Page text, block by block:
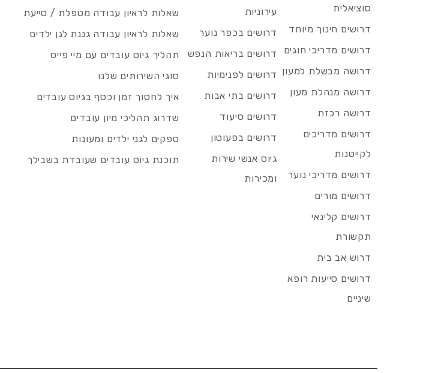
סוציאלית
דרושים חינוך מיוחד
דרושים מדריכי חוגים
דרושה מבשלת למעון
דרושה מנהלת מעון
דרושה רכזת
דרושים מדריכים
לקייטנות
דרושים מדריכי נוער
דרושים מורים
דרושים קלינאי
תקשורת
דרוש אב בית
דרושים סייעות רופא
שיניים
עירוניות
דרושים בכפר נוער
דרושים בריאות הנפש
דרושים לפנימיות
דרושים בתי אבות
דרושים סיעוד
דרושים בפעוטון
גיוס אנשי שירות
ומכירות
שאלות לראיון עבודה מטפלת / סייעת
שאלות לראיון עבודה גננת לגן ילדים
תהליך גיוס עובדים עם מיי פייס
סוגי השירותים שלנו
איך לחסוך זמן וכסף בגיוס עובדים
שדרוג תהליכי מיון עובדים
ספקים לגני ילדים ומעונות
תוכנת גיוס עובדים שעובדת בשבילך